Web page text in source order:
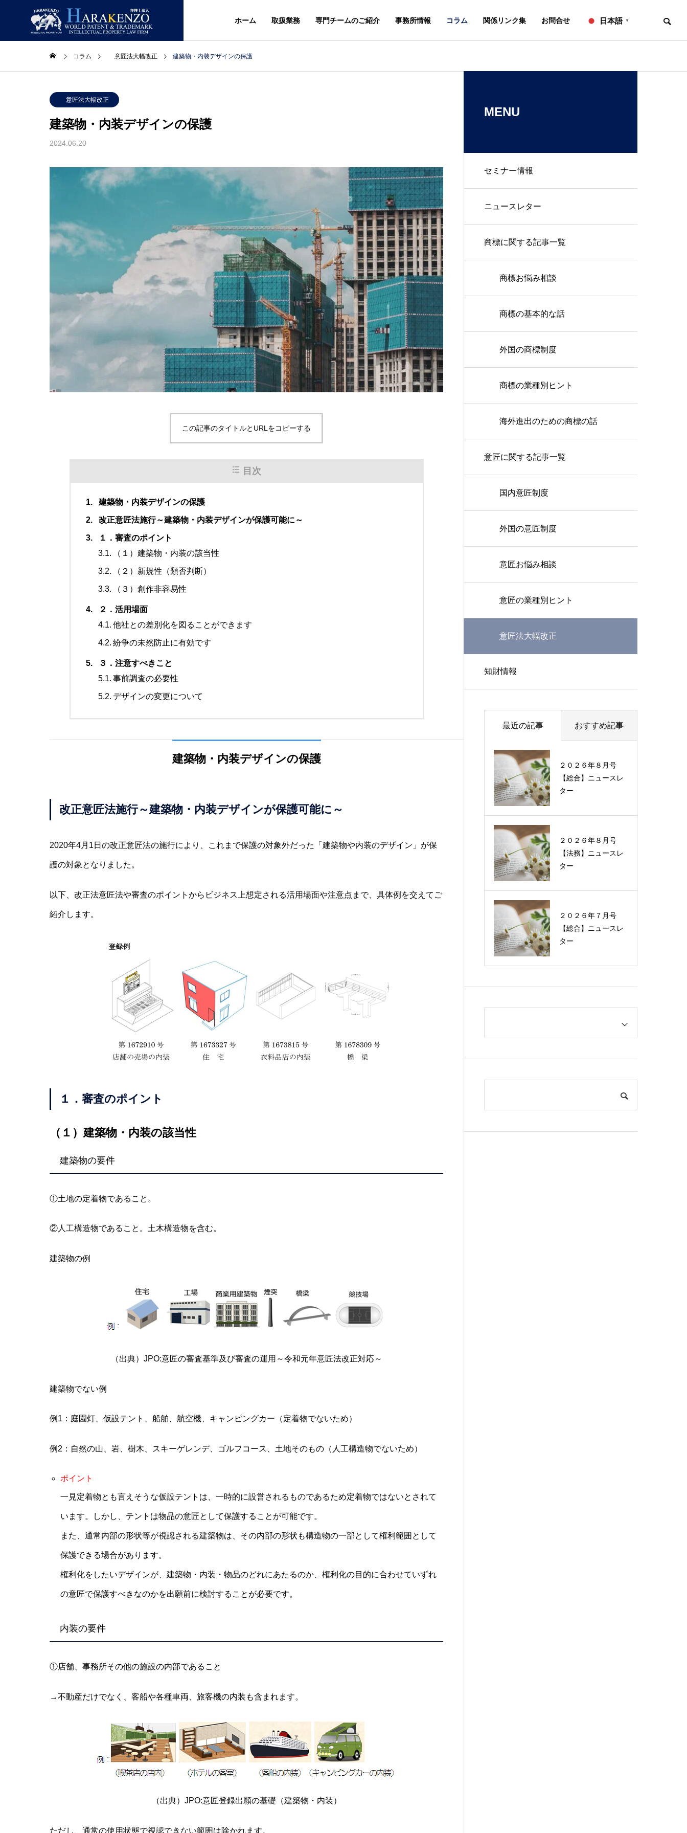
ホーム 取扱業務 専門チームのご紹介 事務所情報 コラム 関係リンク集 お問合せ 日本語 ▼
取扱業務
特許・実用新案
MARK & DESIGN
商標・意匠
GLOBAL
外国・知財翻訳
事務所情報
事務所概要
LAWYERS＆STAFFS
主要スタッフ
ACCESS
アクセス
コラム
２０２６年８月号【総合】ニ
ュースレター
２０２６年８月号【法務】ニ
２０２６年７月号【総合】ニ
ュースレター
コラム 意匠法大幅改正 建築物・内装デザインの保護
意匠法大幅改正
建築物・内装デザインの保護
2024.06.20
この記事のタイトルとURLをコピーする
目次
建築物・内装デザインの保護
改正意匠法施行～建築物・内装デザインが保護可能に～
１．審査のポイント
（１）建築物・内装の該当性
（２）新規性（類否判断）
（３）創作非容易性
２．活用場面
他社との差別化を図ることができます
紛争の未然防止に有効です
３．注意すべきこと
事前調査の必要性
デザインの変更について
建築物・内装デザインの保護
改正意匠法施行～建築物・内装デザインが保護可能に～
2020年4月1日の改正意匠法の施行により、これまで保護の対象外だった「建築物や内装のデザイン」が保
護の対象となりました。
以下、改正法意匠法や審査のポイントからビジネス上想定される活用場面や注意点まで、具体例を交えてご
紹介します。
１．審査のポイント
（１）建築物・内装の該当性
建築物の要件
①土地の定着物であること。
②人工構造物であること。土木構造物を含む。
建築物の例
（出典）JPO:意匠の審査基準及び審査の運用～令和元年意匠法改正対応～
建築物でない例
例1：庭園灯、仮設テント、船舶、航空機、キャンピングカー（定着物でないため）
例2：自然の山、岩、樹木、スキーゲレンデ、ゴルフコース、土地そのもの（人工構造物でないため）
ポイント
一見定着物とも言えそうな仮設テントは、一時的に設営されるものであるため定着物ではないとされて
います。しかし、テントは物品の意匠として保護することが可能です。
また、通常内部の形状等が視認される建築物は、その内部の形状も構造物の一部として権利範囲として
保護できる場合があります。
権利化をしたいデザインが、建築物・内装・物品のどれにあたるのか、権利化の目的に合わせていずれ
の意匠で保護すべきなのかを出願前に検討することが必要です。
内装の要件
①店舗、事務所その他の施設の内部であること
→不動産だけでなく、客船や各種車両、旅客機の内装も含まれます。
（出典）JPO:意匠登録出願の基礎（建築物・内装）
ただし、通常の使用状態で視認できない範囲は除かれます。
MENU
セミナー情報
ニュースレター
商標に関する記事一覧
商標お悩み相談
商標の基本的な話
外国の商標制度
商標の業種別ヒント
海外進出のための商標の話
意匠に関する記事一覧
国内意匠制度
外国の意匠制度
意匠お悩み相談
意匠の業種別ヒント
意匠法大幅改正
知財情報
最近の記事 おすすめ記事
２０２６年８月号
【総合】ニュースレ
ター
２０２６年８月号
【法務】ニュースレ
ター
２０２６年７月号
【総合】ニュースレ
ター
過去に配信したニュ
ースレターの一覧